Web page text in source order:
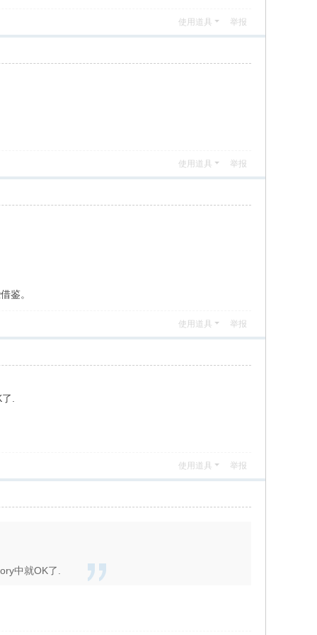
使用道具 举报
使用道具 举报
鉴。
使用道具 举报
.
使用道具 举报
中就OK了.